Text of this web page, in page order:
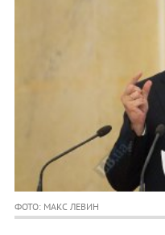
ФОТО: МАКС ЛЕВИН